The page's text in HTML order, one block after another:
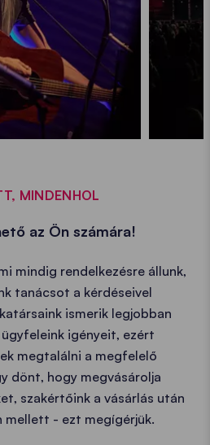
MINDENHOL
az Ön számára!
mindig rendelkezésre állunk,
tanácsot a kérdéseivel
ismerik legjobban
igényeit, ezért
megtalálni a megfelelő
dönt, hogy megvásárolja
szakértőink a vásárlás után
mellett - ezt megígérjük.